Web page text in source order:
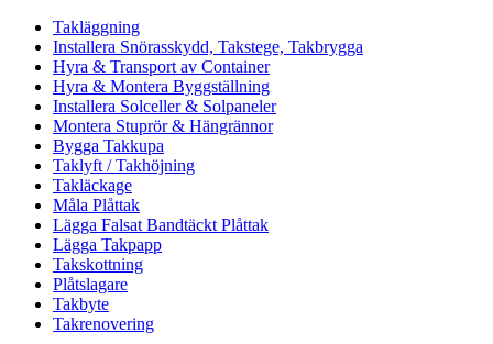
Takläggning
Installera Snörasskydd, Takstege, Takbrygga
Hyra & Transport av Container
Hyra & Montera Byggställning
Installera Solceller & Solpaneler
Montera Stuprör & Hängrännor
Bygga Takkupa
Taklyft / Takhöjning
Takläckage
Måla Plåttak
Lägga Falsat Bandtäckt Plåttak
Lägga Takpapp
Takskottning
Plåtslagare
Takbyte
Takrenovering